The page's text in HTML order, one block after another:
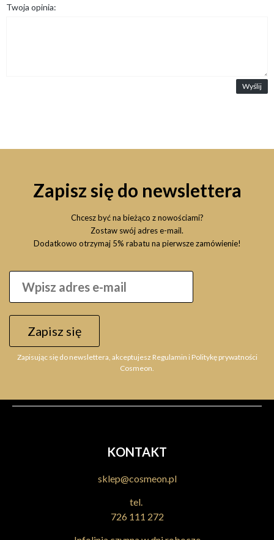
Twoja opinia:
Wyślij
Zapisz się do newslettera
Chcesz być na bieżąco z nowościami?
Zostaw swój adres e-mail.
Dodatkowo otrzymaj 5% rabatu na pierwsze zamówienie!
Zapisz się
Zapisując się do newslettera, akceptujesz Regulamin i Politykę prywatności
Cosmeon.
KONTAKT
sklep@cosmeon.pl
tel.
726 111 272